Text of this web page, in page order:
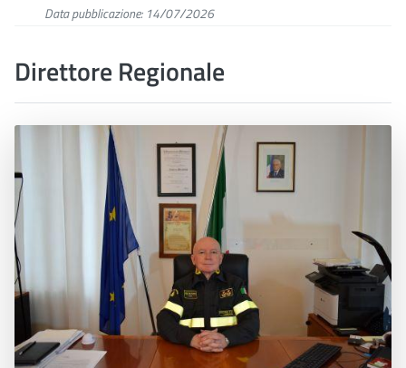
Data pubblicazione: 14/07/2026
Direttore Regionale